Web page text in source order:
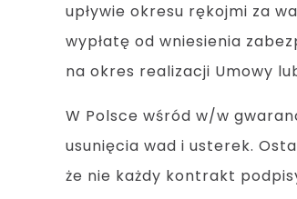
upływie okresu rękojmi za
wypłatę od wniesienia
na okres realizacji Umowy
W Polsce wśród w/w
usunięcia wad i usterek.
że nie każdy kontrakt